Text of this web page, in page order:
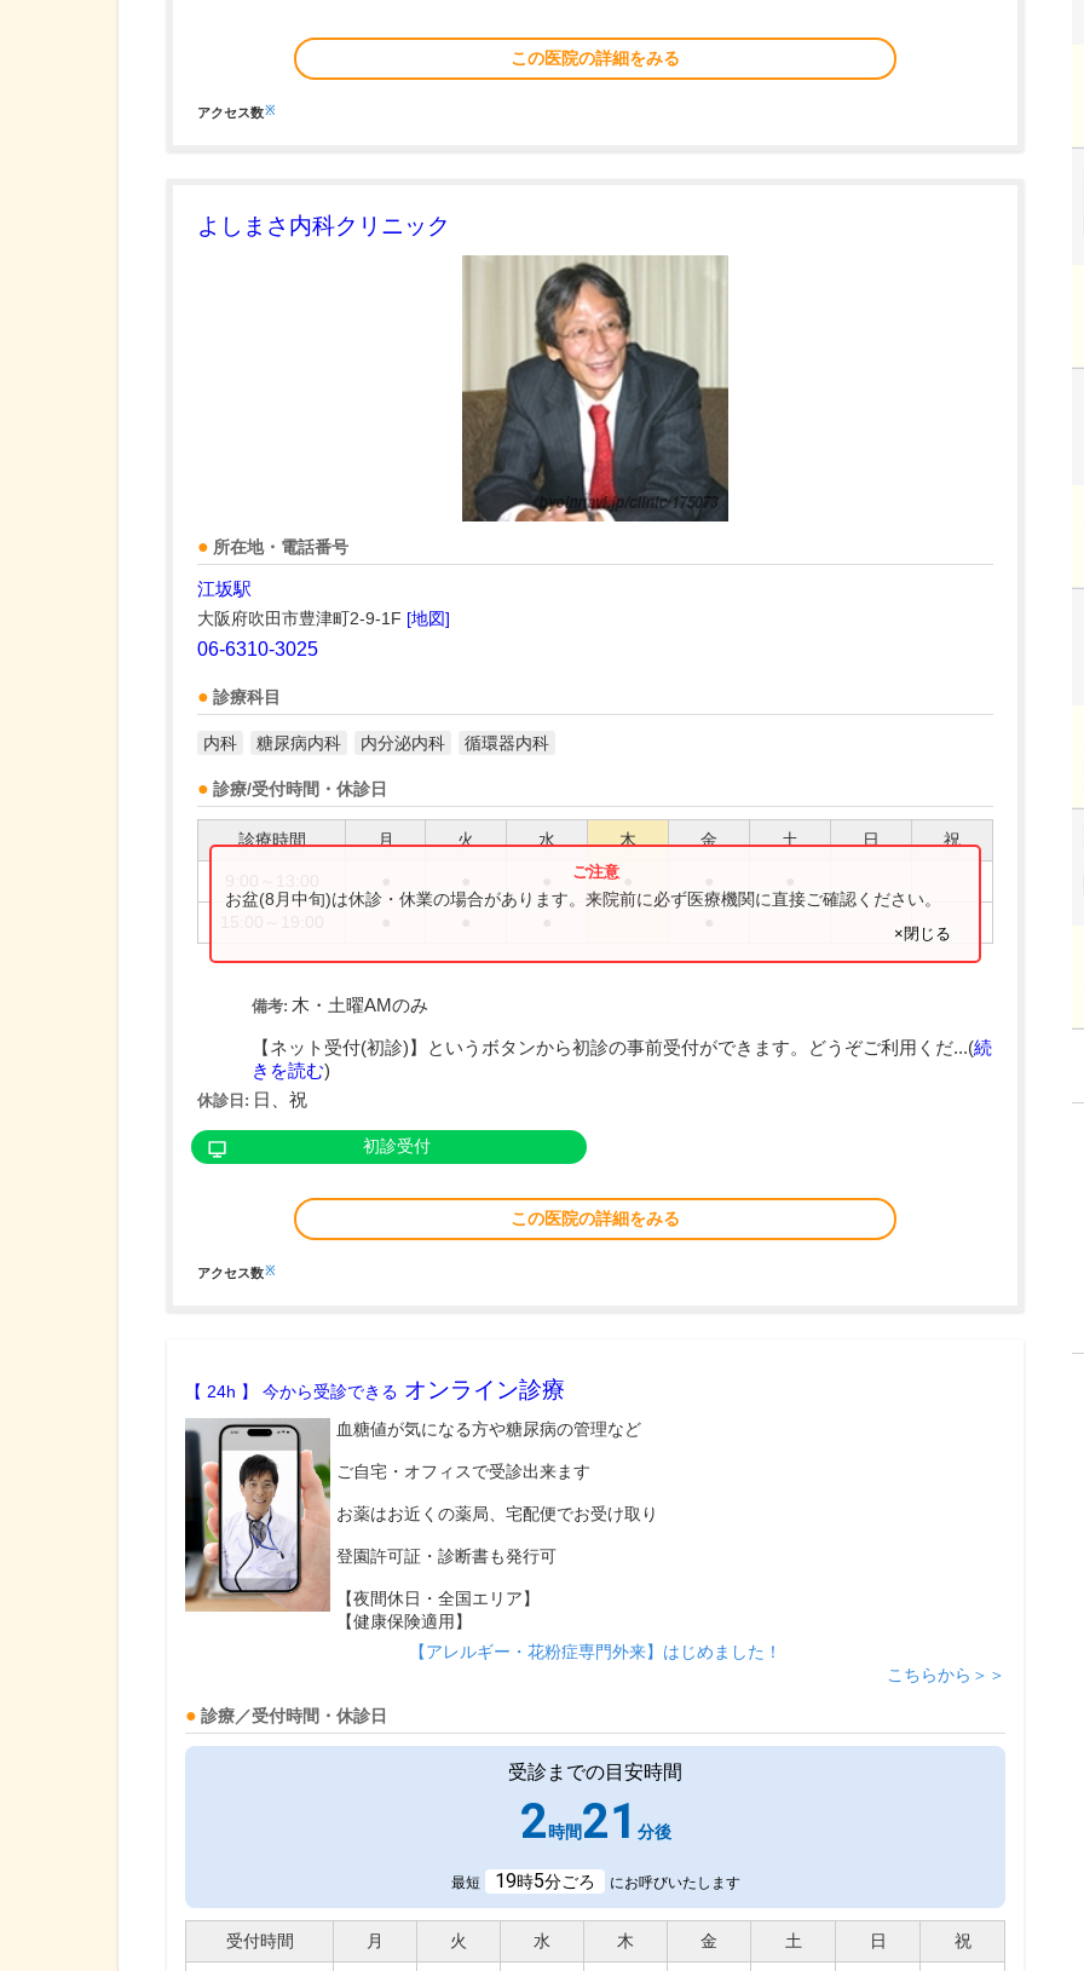
この医院の詳細をみる
アクセス数※
よしまさ内科クリニック
所在地・電話番号
江坂駅
大阪府吹田市豊津町2-9-1F [地図]
06-6310-3025
診療科目
内科 糖尿病内科 内分泌内科 循環器内科
診療/受付時間・休診日
診療時間 月 火 水 木 金 土 日 祝
お盆(8月中旬)は休診・休業の場合があります。来院前に必ず医療機関に直接ご確認ください。
×閉じる
備考: 木・土曜AMのみ
【ネット受付(初診)】というボタンから初診の事前受付ができます。どうぞご利用くだ...(続
きを読む)
休診日: 日、祝
初診受付
この医院の詳細をみる
アクセス数※
【 24h 】 今から受診できる オンライン診療
血糖値が気になる方や糖尿病の管理など
ご自宅・オフィスで受診出来ます
お薬はお近くの薬局、宅配便でお受け取り
登園許可証・診断書も発行可
【夜間休日・全国エリア】
【健康保険適用】
【アレルギー・花粉症専門外来】はじめました！
こちらから＞＞
診療／受付時間・休診日
受診までの目安時間
2時間21 分後
最短 19時5分ごろ にお呼びいたします
受付時間 月 火 水 木 金 土 日 祝